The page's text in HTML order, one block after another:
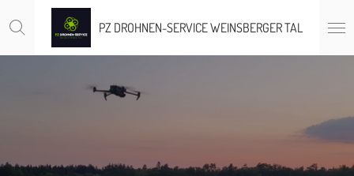
Hauptinhalt
springen
PZ DROHNEN-SERVICE WEINSBERGER TAL